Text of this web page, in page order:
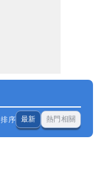
排序 最新 熱門相關